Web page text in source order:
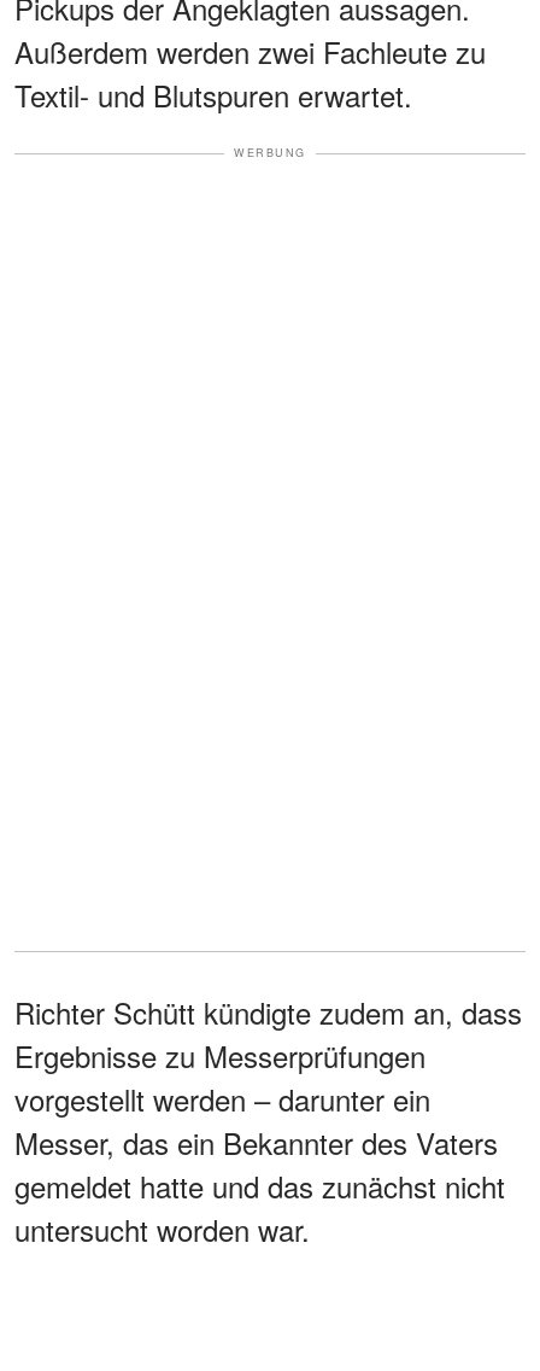
Außerdem werden zwei Fachleute zu
Textil- und Blutspuren erwartet.
WERBUNG
Richter Schütt kündigte zudem an, dass
Ergebnisse zu Messerprüfungen
vorgestellt werden – darunter ein
Messer, das ein Bekannter des Vaters
gemeldet hatte und das zunächst nicht
untersucht worden war.